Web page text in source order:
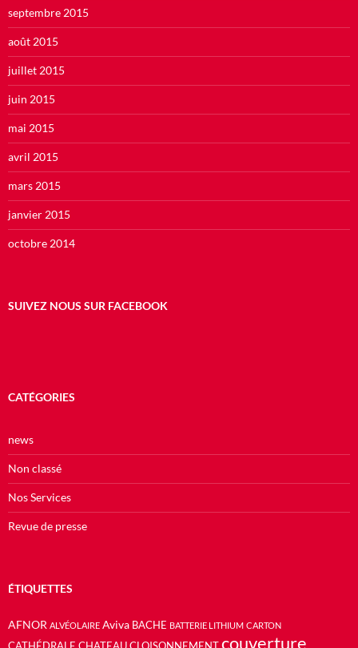
septembre 2015
août 2015
juillet 2015
juin 2015
mai 2015
avril 2015
mars 2015
janvier 2015
octobre 2014
SUIVEZ NOUS SUR FACEBOOK
CATÉGORIES
news
Non classé
Nos Services
Revue de presse
ÉTIQUETTES
AFNOR ALVÉOLAIRE Aviva BACHE BATTERIE LITHIUM CARTON
couverture